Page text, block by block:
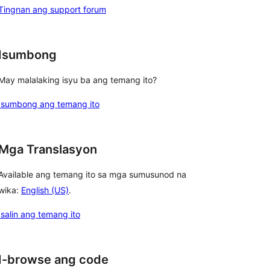
ang support forum
malalaking isyu ba ang temang ito?
ang temang ito
Translasyon
ang temang ito sa mga sumusunod na
English (US).
ang temang ito
browse ang code